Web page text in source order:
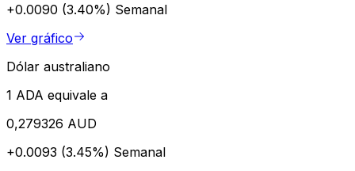
+0.0090 (3.40%) Semanal
Ver gráfico
Dólar australiano
1 ADA equivale a
0,279326 AUD
+0.0093 (3.45%) Semanal